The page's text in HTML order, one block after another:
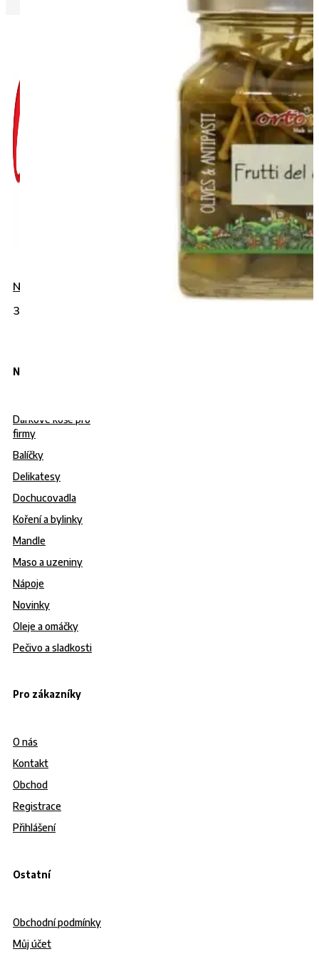
Napište nám do chatu
+420 775 032
383
Nabídka
Dárkové koše pro
firmy
Balíčky
Delikatesy
Dochucovadla
Koření a bylinky
Mandle
Maso a uzeniny
Nápoje
Novinky
Oleje a omáčky
Pečivo a sladkosti
Pro zákazníky
O nás
Kontakt
Obchod
Registrace
Přihlášení
Ostatní
Obchodní podmínky
Můj účet